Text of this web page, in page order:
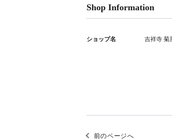
Shop Information
ショップ名 吉祥寺 菊
前のページへ